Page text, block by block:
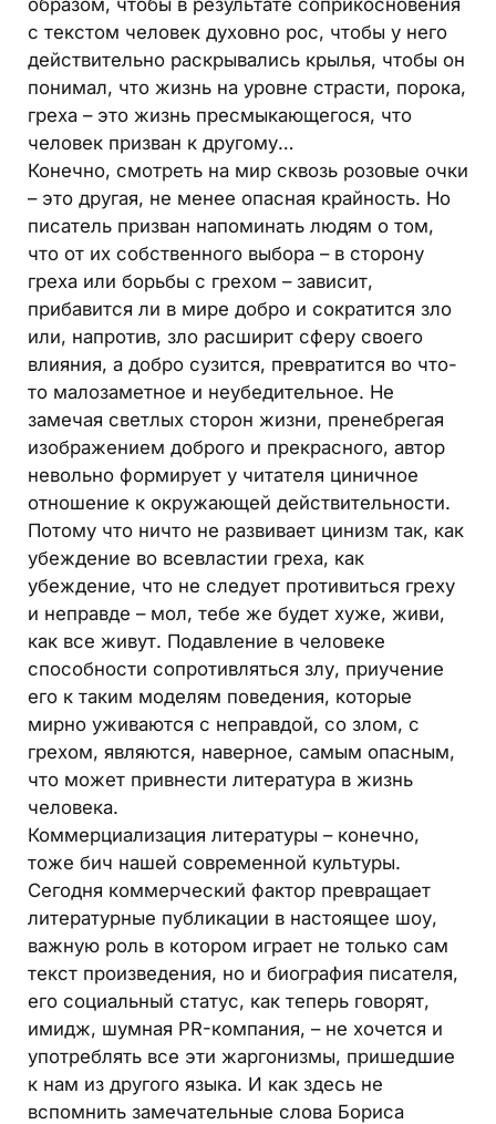
с текстом человек духовно рос, чтобы у него
действительно раскрывались крылья, чтобы он
понимал, что жизнь на уровне страсти, порока,
греха – это жизнь пресмыкающегося, что
человек призван к другому…
Конечно, смотреть на мир сквозь розовые очки
– это другая, не менее опасная крайность. Но
писатель призван напоминать людям о том,
что от их собственного выбора – в сторону
греха или борьбы с грехом – зависит,
прибавится ли в мире добро и сократится зло
или, напротив, зло расширит сферу своего
влияния, а добро сузится, превратится во что-
то малозаметное и неубедительное. Не
замечая светлых сторон жизни, пренебрегая
изображением доброго и прекрасного, автор
невольно формирует у читателя циничное
отношение к окружающей действительности.
Потому что ничто не развивает цинизм так, как
убеждение во всевластии греха, как
убеждение, что не следует противиться греху
и неправде – мол, тебе же будет хуже, живи,
как все живут. Подавление в человеке
способности сопротивляться злу, приучение
его к таким моделям поведения, которые
мирно уживаются с неправдой, со злом, с
грехом, являются, наверное, самым опасным,
что может привнести литература в жизнь
человека.
Коммерциализация литературы – конечно,
тоже бич нашей современной культуры.
Сегодня коммерческий фактор превращает
литературные публикации в настоящее шоу,
важную роль в котором играет не только сам
текст произведения, но и биография писателя,
его социальный статус, как теперь говорят,
имидж, шумная PR-компания, – не хочется и
употреблять все эти жаргонизмы, пришедшие
к нам из другого языка. И как здесь не
вспомнить замечательные слова Бориса